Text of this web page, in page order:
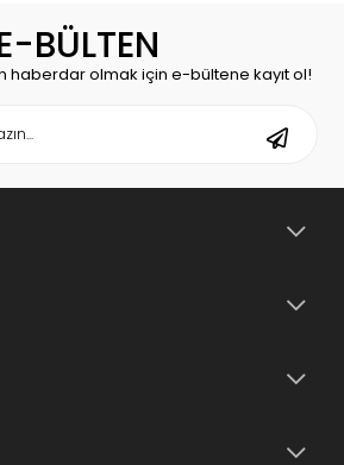
BÜLTEN
haberdar olmak için e-bültene kayıt ol!